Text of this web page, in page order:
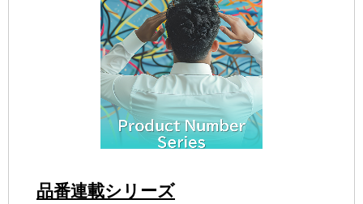
品番連載シリーズ